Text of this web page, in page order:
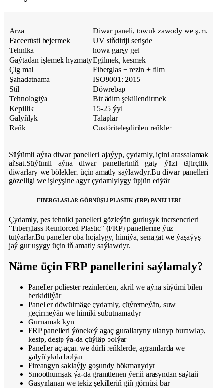
Arza
Diwar paneli, towuk zawody we ş.m.
Faceerüsti bejermek
UV siňdiriji serişde
Tehnika
howa garşy gel
Gaýtadan işlemek hyzmatyEgilmek, kesmek
Çig mal
Fiberglas + rezin + film
Şahadatnama
ISO9001: 2015
Stil
Döwrebap
Tehnologiýa
Bir ädim şekillendirmek
Kepillik
15-25 ýyl
Galyňlyk
Talaplar
Reňk
Custöriteleşdirilen reňkler
Süýümli aýna diwar panelleri ajaýyp, çydamly, içini arassalamak
aňsat.Süýümli aýna diwar panelleriniň gaty ýüzi täjirçilik
diwarlary we bölekleri üçin amatly saýlawdyr.Bu diwar panelleri
gözelligi we işleýşine agyr çydamlylygy üpjün edýär.
FIBERGLASLAR GÖRNÜŞLI PLASTIK (FRP) PANELLERI
Çydamly, pes tehniki panelleri gözleýän gurluşyk inersenerleri
“Fiberglass Reinforced Plastic” (FRP) panellerine ýüz
tutýarlar.Bu paneller oba hojalygy, himiýa, senagat we ýaşaýyş
jaý gurluşygy üçin iň amatly saýlawdyr.
Näme üçin FRP panellerini saýlamaly?
Paneller poliester rezinlerden, akril we aýna süýümi bilen
berkidilýär
Paneller döwülmäge çydamly, çüýremeýän, suw
geçirmeýän we himiki subutnamadyr
Gurnamak kyn
FRP panelleri ýönekeý agaç gurallaryny ulanyp burawlap,
kesip, deşip ýa-da çüýläp bolýar
Paneller aç-açan we dürli reňklerde, agramlarda we
galyňlykda bolýar
Fireangyn saklaýjy goşundy hökmanydyr
Smoothumşak ýa-da granitlenen ýeriň arasyndan saýlaň
Gasynlanan we tekiz şekilleriň giň görnüşi bar